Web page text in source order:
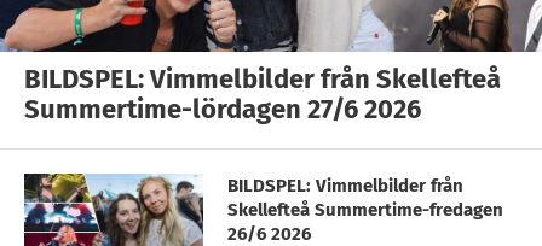
BILDSPEL: Vimmelbilder från Skellefteå
Summertime-lördagen 27/6 2026
BILDSPEL: Vimmelbilder från
Skellefteå Summertime-fredagen
26/6 2026